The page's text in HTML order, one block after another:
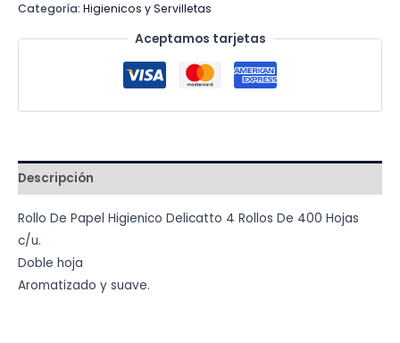
Categoría: Higienicos y Servilletas
Aceptamos tarjetas
Descripción
Rollo De Papel Higienico Delicatto 4 Rollos De 400 Hojas
c/u.
Doble hoja
Aromatizado y suave.